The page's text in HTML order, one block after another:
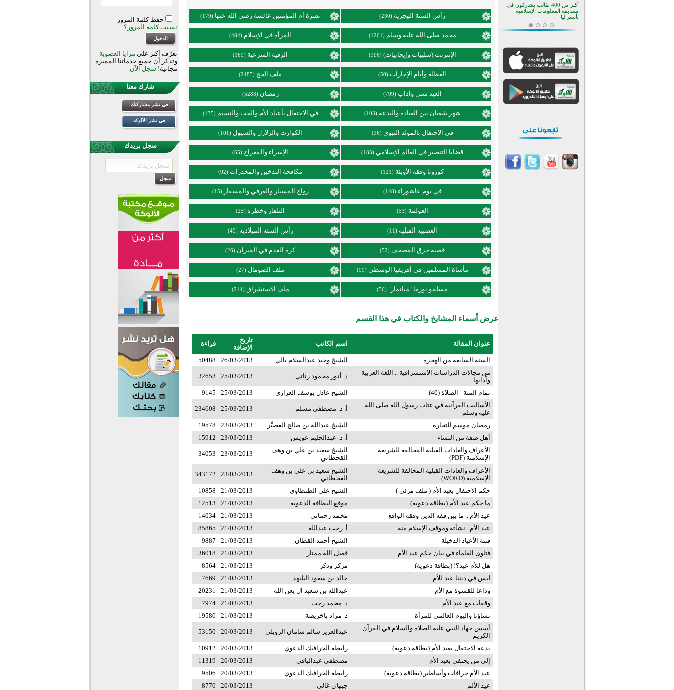
رأس السنة الهجرية (230) نصرة أم المؤمنين عائشة رضي الله عنها (179)
محمد صلى الله عليه وسلم (1261) المرأة في الإسلام (484)
الإنترنت (سلبيات وإيجابيات) (306) الرقية الشرعية (169)
العطلة وأيام الإجازات (50) ملف الحج (2485)
العيد سنن وآداب (799) رمضان (5283)
شهر شعبان بين العبادة والبدعة (103) في الاحتفال بأعياد الأم والحب والنسيم (135)
في الاحتفال بالمولد النبوي (36) الكوارث والزلازل والسيول (101)
قضايا التنصير في العالم الإسلامي (183) الإسراء والمعراج (65)
كورونا وفقه الأوبئة (121) مكافحة التدخين والمخدرات (92)
في يوم عاشوراء (148) زواج المسيار والعرفي والمسفار (15)
العولمة (53) التلفاز وخطره (25)
العصبية القبلية (11) رأس السنة الميلادية (49)
قضية حرق المصحف (52) كرة القدم في الميزان (26)
مأساة المسلمين في أفريقيا الوسطى (99) ملف الصومال (27)
مسلمو بورما "ميانمار" (56) ملف الاستشراق (214)
عرض أسماء المشايخ والكتاب في هذا القسم
عنوان المقالة اسم الكاتب
تاريخ
الإضافة
قراءة
السنة السابعة من الهجرة الشيخ وحيد عبدالسلام بالي 26/03/2013
50488
من مجالات الدراسات الاستشراقية .. اللغة العربية
وآدابها
د. أنور محمود زناتي 25/03/2013
32653
تمام المنة - الصلاة (40) الشيخ عادل يوسف العزازي 25/03/2013
9145
الأساليب القرآنية في عتاب رسول الله صلى الله
عليه وسلم
أ. د. مصطفى مسلم 25/03/2013
234608
رمضان موسم للتجارة الشيخ عبدالله بن صالح القصيِّر 23/03/2013
19578
أهل صفة من النساء
أ. د. عبدالحليم عويس 23/03/2013
15912
الأعراف والعادات القبلية المخالفة للشريعة
الإسلامية (PDF)
الشيخ سعيد بن علي بن وهف
القحطاني
23/03/2013
34053
الأعراف والعادات القبلية المخالفة للشريعة
الإسلامية (WORD)
الشيخ سعيد بن علي بن وهف
القحطاني
23/03/2013
343172
حكم الاحتفال بعيد الأم ( ملف مرئي ) الشيخ علي الطنطاوي 21/03/2013
10858
ما حكم عيد الأم (بطاقة دعوية)
موقع البطاقة الدعوية 21/03/2013
12513
عيد الأم .. ما بين فقه الدين وفقه الواقع
محمد رحماني 21/03/2013
14034
عيد الأم.. نشأته وموقف الإسلام منه
أ. رجب عبدالله 21/03/2013
85865
فتنة الأعياد الدخيلة
الشيخ أحمد القطان 21/03/2013
9887
فتاوى العلماء في بيان حكم عيد الأم
فضل الله ممتاز 21/03/2013
36018
هل للأم عيد؟! (بطاقة دعوية)
مركز وذكر 21/03/2013
8564
ليس في ديننا عيد للأم
خالد بن سعود البليهد 21/03/2013
7669
وداعا للقسوة مع الأم
عبدالله بن سعيد آل يعن الله 21/03/2013
20231
وقفات مع عيد الأم
د. محمد رجب 21/03/2013
7974
نساؤنا واليوم العالمي للمرأة
د. مراد باخريصة 21/03/2013
19580
أسس جهاد النبي عليه الصلاة والسلام في القرآن
الكريم
عبدالعزيز سالم شامان الرويلي 20/03/2013
53150
بدعة الاحتفال بعيد الأم (بطاقة دعوية) رابطة الجرافيك الدعوي 20/03/2013
10912
إلى من يحتفي بعيد الأم
مصطفى عبدالباقي 20/03/2013
11319
عيد الأم خرافات وأساطير (بطاقة دعوية)
رابطة الجرافيك الدعوي 20/03/2013
9506
عيد الألم
جيهان غالي 20/03/2013
8770
حفظ كلمة المرور
نسيت كلمة المرور؟
تعرّف أكثر على مزايا العضوية
وتذكر أن جميع خدماتنا المميزة
مجانية! سجل الآن.
شارك معنا
في نشر مشاركتك
في نشر الألوكة
سجل بريدك
أكثر من 400 طالب يشاركون في
مسابقة المعلومات الإسلامية
بأستراليا
افتتاح تاريخي لأول مسجد في بلييفليا
بالجبل الأسود منذ أكثر من قرن
مسجد جديد في أجواء إيمانية مميزة
أكبر مشروع إسلامي في ريف
أستراليا يفتتح أبوابه بعد سنوات من
القرآن والتربية في صدارة البرامج
الصيفية للمسلمين في بينزا
وساراتوف وموردوفيا هذا العام
اختتام الدورة التاسعة لمسابقة حفظ
القيم وبناء الشخصية للشباب
المسلمين
أكثر من 400 طالب يشاركون في
مسابقة المعلومات الإسلامية